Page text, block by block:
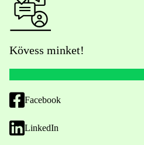
Kövess minket!
Facebook
LinkedIn